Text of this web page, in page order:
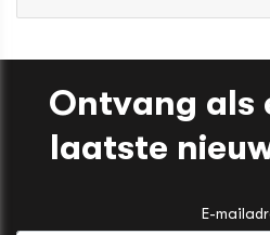
Ontvang als
laatste
E-